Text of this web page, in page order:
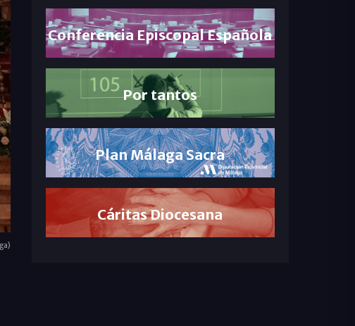
Conferencia Episcopal Española
Por tantos
Plan Málaga Sacra
Cáritas Diocesana